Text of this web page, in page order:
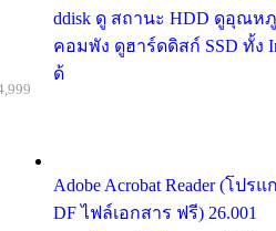
ddisk ดู สถานะ HDD ดูอุณห
คอมพัง ดูฮาร์ดดิสก์ SSD ทั้ง
ด้
Adobe Acrobat Reader (โป
DF ไฟล์เอกสาร ฟรี) 26.001